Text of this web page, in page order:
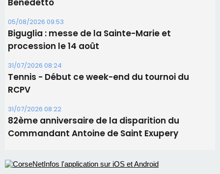
06/08/2026 15:57
Ucciani – Marché des producteurs à Cruculi le
11 août
06/08/2026 15:25
Corte – L’association A Nuciola organise une
projection sous les étoiles
06/08/2026 15:04
Alata - Soirée Tango Argentin au stade de San
Benedetto
05/08/2026 09:53
procession le 14 août